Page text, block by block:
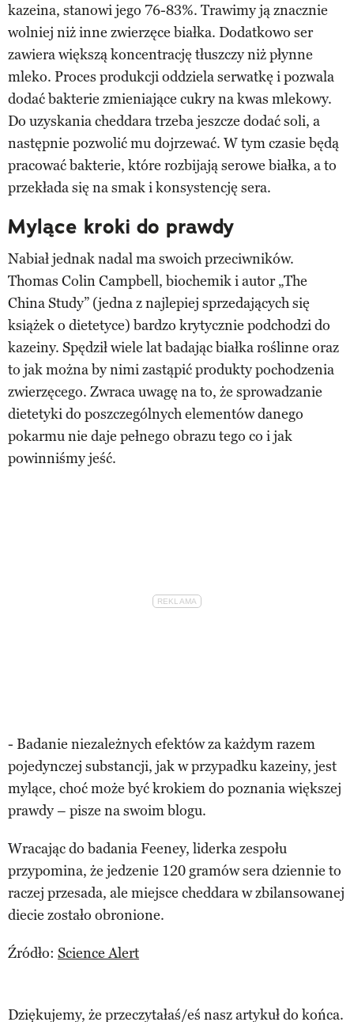
kazeina, stanowi jego 76-83%. Trawimy ją znacznie
wolniej niż inne zwierzęce białka. Dodatkowo ser
zawiera większą koncentrację tłuszczy niż płynne
mleko. Proces produkcji oddziela serwatkę i pozwala
dodać bakterie zmieniające cukry na kwas mlekowy.
Do uzyskania cheddara trzeba jeszcze dodać soli, a
następnie pozwolić mu dojrzewać. W tym czasie będą
pracować bakterie, które rozbijają serowe białka, a to
przekłada się na smak i konsystencję sera.
Mylące kroki do prawdy
Nabiał jednak nadal ma swoich przeciwników.
Thomas Colin Campbell, biochemik i autor „The
China Study” (jedna z najlepiej sprzedających się
książek o dietetyce) bardzo krytycznie podchodzi do
kazeiny. Spędził wiele lat badając białka roślinne oraz
to jak można by nimi zastąpić produkty pochodzenia
zwierzęcego. Zwraca uwagę na to, że sprowadzanie
dietetyki do poszczególnych elementów danego
pokarmu nie daje pełnego obrazu tego co i jak
powinniśmy jeść.
- Badanie niezależnych efektów za każdym razem
pojedynczej substancji, jak w przypadku kazeiny, jest
mylące, choć może być krokiem do poznania większej
prawdy – pisze na swoim blogu.
Wracając do badania Feeney, liderka zespołu
przypomina, że jedzenie 120 gramów sera dziennie to
raczej przesada, ale miejsce cheddara w zbilansowanej
diecie zostało obronione.
Źródło: Science Alert
Dziękujemy, że przeczytałaś/eś nasz artykuł do końca.